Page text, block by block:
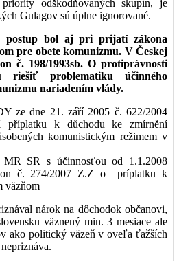
odškodňovaných skupín, je
Gulagov sú úplne ignorované.
postup bol aj pri prijatí zákona
pre obete komunizmu. V Českej
č. 198/1993sb. O protiprávnosti
riešiť problematiku účinného
nariadením vlády.
ze dne 21. září 2005 č. 622/2004
příplatku k důchodu ke zmírnění
komunistickým režimem v
SR s účinnosťou od 1.1.2008
č. 274/2007 Z.Z o príplatku k
väzňom
nárok na dôchodok občanovi,
väznený min. 3 mesiace ale
ako politický väzeň v oveľa ťažších